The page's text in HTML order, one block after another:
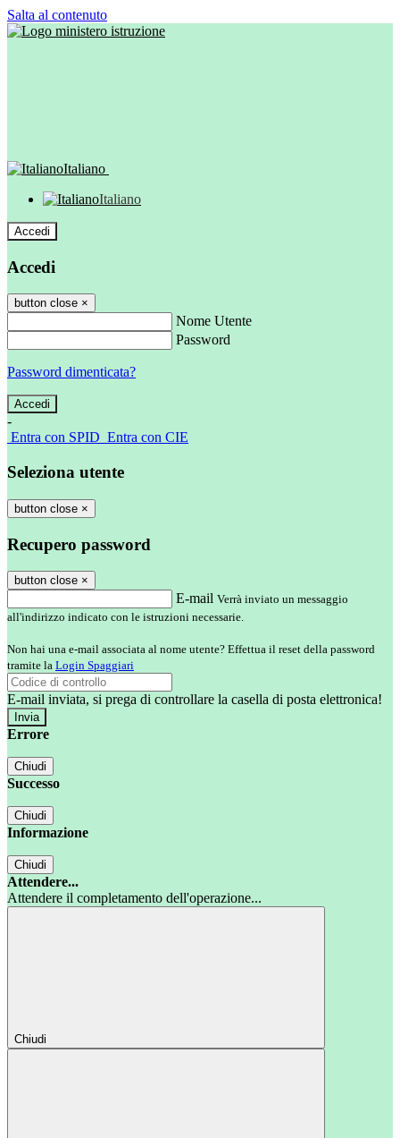
Salta al contenuto
Italiano
Italiano
Accedi
Accedi
button close ×
Nome Utente
Password
Password dimenticata?
-
Entra con SPID Entra con CIE
Seleziona utente
button close ×
Recupero password
button close ×
E-mail Verrà inviato un messaggio
all'indirizzo indicato con le istruzioni necessarie.
Non hai una e-mail associata al nome utente? Effettua il reset della password
tramite la Login Spaggiari
E-mail inviata, si prega di controllare la casella di posta elettronica!
Errore
Chiudi
Successo
Chiudi
Informazione
Chiudi
Attendere...
Attendere il completamento dell'operazione...
Chiudi